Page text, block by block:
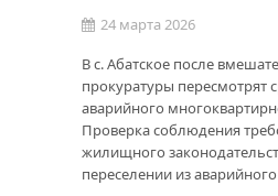
24 марта 2026
В с. Абатское после
прокуратуры пересмотрят
аварийного
Проверка соблюдения
жилищного
переселении из